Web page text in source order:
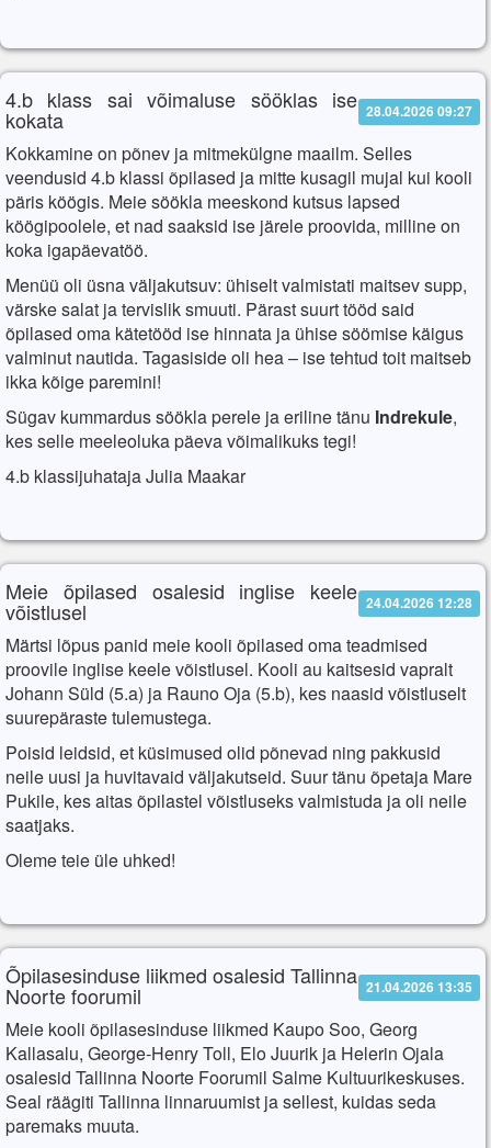
4.b klass sai võimaluse sööklas ise
kokata 28.04.2026 09:27
Kokkamine on põnev ja mitmekülgne maailm. Selles
veendusid 4.b klassi õpilased ja mitte kusagil mujal kui kooli
päris köögis. Meie söökla meeskond kutsus lapsed
köögipoolele, et nad saaksid ise järele proovida, milline on
koka igapäevatöö.
Menüü oli üsna väljakutsuv: ühiselt valmistati maitsev supp,
värske salat ja tervislik smuuti. Pärast suurt tööd said
õpilased oma kätetööd ise hinnata ja ühise söömise käigus
valminut nautida. Tagasiside oli hea – ise tehtud toit maitseb
ikka kõige paremini!
Sügav kummardus söökla perele ja eriline tänu Indrekule,
kes selle meeleoluka päeva võimalikuks tegi!
4.b klassijuhataja Julia Maakar
Meie õpilased osalesid inglise keele
võistlusel 24.04.2026 12:28
Märtsi lõpus panid meie kooli õpilased oma teadmised
proovile inglise keele võistlusel. Kooli au kaitsesid vapralt
Johann Süld (5.a) ja Rauno Oja (5.b), kes naasid võistluselt
suurepäraste tulemustega.
Poisid leidsid, et küsimused olid põnevad ning pakkusid
neile uusi ja huvitavaid väljakutseid. Suur tänu õpetaja Mare
Pukile, kes aitas õpilastel võistluseks valmistuda ja oli neile
saatjaks.
Oleme teie üle uhked!
Õpilasesinduse liikmed osalesid Tallinna
Noorte foorumil 21.04.2026 13:35
Meie kooli õpilasesinduse liikmed Kaupo Soo, Georg
Kallasalu, George-Henry Toll, Elo Juurik ja Helerin Ojala
osalesid Tallinna Noorte Foorumil Salme Kultuurikeskuses.
Seal räägiti Tallinna linnaruumist ja sellest, kuidas seda
paremaks muuta.